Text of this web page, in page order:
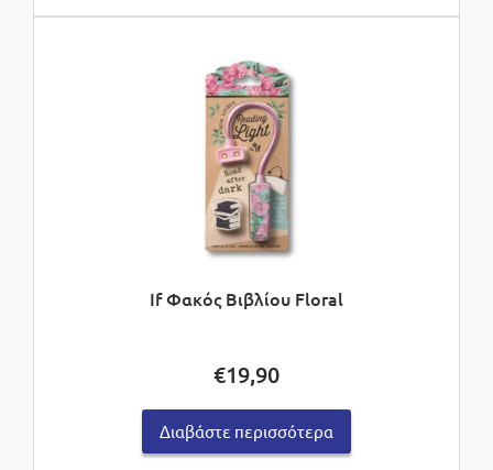
If Φακός Βιβλίου Floral
€19,90
Διαβάστε περισσότερα